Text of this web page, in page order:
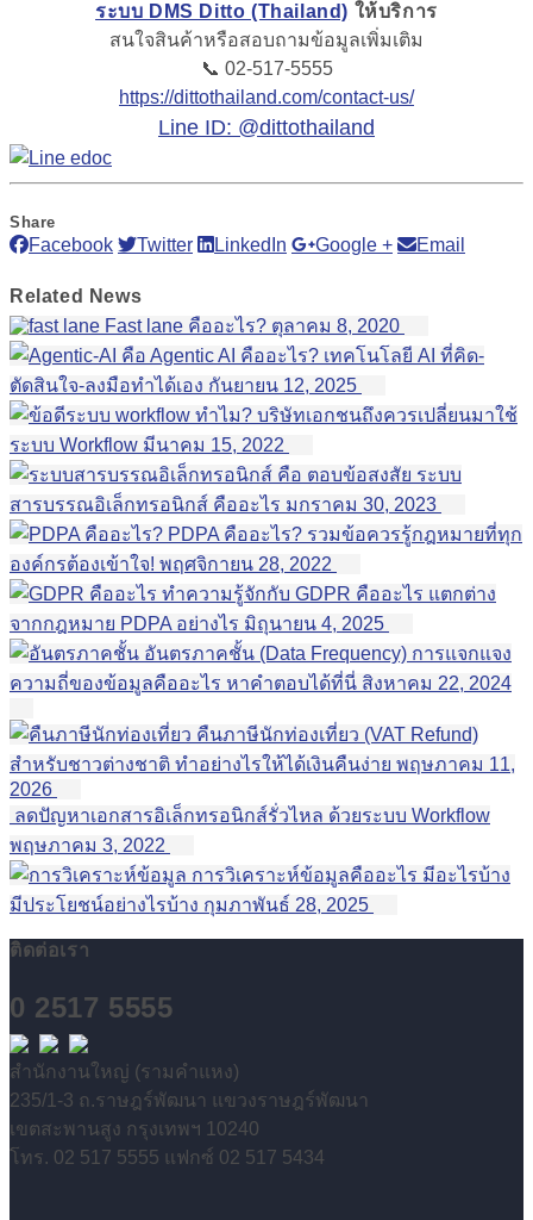
ระบบ DMS Ditto (Thailand) ให้บริการ
สนใจสินค้าหรือสอบถามข้อมูลเพิ่มเติม
📞 02-517-5555
https://dittothailand.com/contact-us/
Line ID: @dittothailand
Share
Facebook Twitter LinkedIn Google + Email
Related
News
Fast lane คืออะไร? ตุลาคม 8, 2020
Agentic AI คืออะไร? เทคโนโลยี AI ที่คิด-
ตัดสินใจ-ลงมือทำได้เอง กันยายน 12, 2025
ทำไม? บริษัทเอกชนถึงควรเปลี่ยนมาใช้
ระบบ Workflow มีนาคม 15, 2022
ตอบข้อสงสัย ระบบ
สารบรรณอิเล็กทรอนิกส์ คืออะไร มกราคม 30, 2023
PDPA คืออะไร? รวมข้อควรรู้กฎหมายที่ทุก
องค์กรต้องเข้าใจ! พฤศจิกายน 28, 2022
ทำความรู้จักกับ GDPR คืออะไร แตกต่าง
จากกฎหมาย PDPA อย่างไร มิถุนายน 4, 2025
อันตรภาคชั้น (Data Frequency) การแจกแจง
ความถี่ของข้อมูลคืออะไร หาคำตอบได้ที่นี่ สิงหาคม 22, 2024
คืนภาษีนักท่องเที่ยว (VAT Refund)
สำหรับชาวต่างชาติ ทำอย่างไรให้ได้เงินคืนง่าย พฤษภาคม 11,
2026
ลดปัญหาเอกสารอิเล็กทรอนิกส์รั่วไหล ด้วยระบบ Workflow
พฤษภาคม 3, 2022
การวิเคราะห์ข้อมูลคืออะไร มีอะไรบ้าง
มีประโยชน์อย่างไรบ้าง กุมภาพันธ์ 28, 2025
ติดต่อเรา
0 2517 5555
สำนักงานใหญ่ (รามคำแหง)
235/1-3 ถ.ราษฎร์พัฒนา แขวงราษฎร์พัฒนา
เขตสะพานสูง กรุงเทพฯ 10240
โทร. 02 517 5555 แฟกซ์ 02 517 5434